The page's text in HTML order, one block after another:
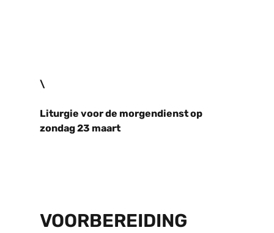
\
Liturgie voor de morgendienst op
zondag 23 maart
VOORBEREIDING